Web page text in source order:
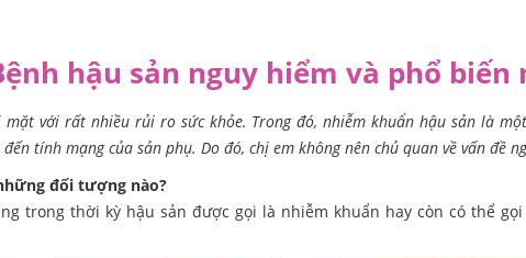
hậu sản nguy hiểm và phổ biến
với rất nhiều rủi ro sức khỏe. Trong đó, nhiễm khuẩn hậu sản là
tính mạng của sản phụ. Do đó, chị em không nên chủ quan về vấn đề
đối tượng nào?
trong thời kỳ hậu sản được gọi là nhiễm khuẩn hay còn có thể